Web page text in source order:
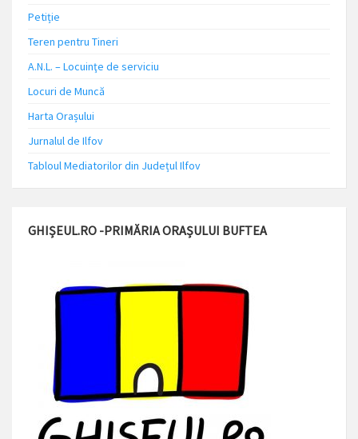
Petiție
Teren pentru Tineri
A.N.L. – Locuinţe de serviciu
Locuri de Muncă
Harta Orașului
Jurnalul de Ilfov
Tabloul Mediatorilor din Județul Ilfov
GHIȘEUL.RO -PRIMĂRIA ORAȘULUI BUFTEA